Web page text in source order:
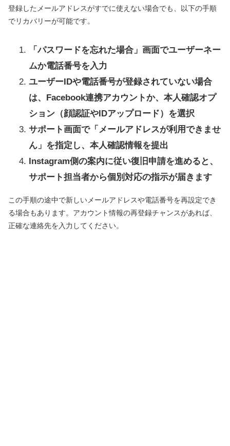
登録したメールアドレスがすでに使えない場合でも、以下の手順
でリカバリーが可能です。
「パスワードを忘れた場合」画面でユーザーネー
ムか電話番号を入力
ユーザーIDや電話番号が登録されていない場合
は、Facebook連携アカウントか、本人確認オプ
ション（顔認証やIDアップロード）を選択
サポート画面で「メールアドレスが利用できませ
ん」を指定し、本人確認情報を提出
Instagram側の案内に従い復旧申請を進めると、
サポート担当者から個別対応の指示が届きます
この手順の途中で新しいメールアドレスや電話番号を再設定でき
る場合もあります。アカウント情報の再登録チャンスがあれば、
正確な連絡先を入力してください。